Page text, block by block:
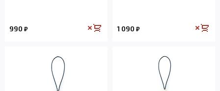
990 ₽ 1 090 ₽